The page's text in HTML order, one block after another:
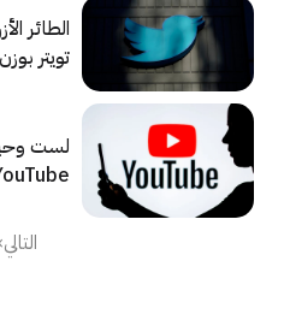
الطائر
تويتر
لست